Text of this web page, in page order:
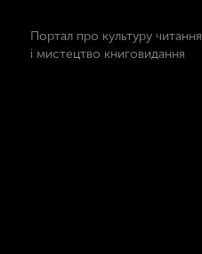
Портал про культуру читання
і мистецтво книговидання